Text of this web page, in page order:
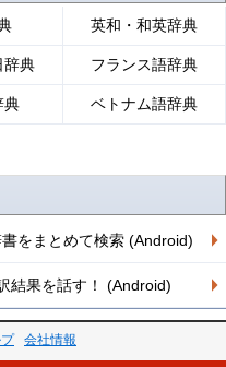
英和・和英辞典
辞典 フランス語辞典
典 ベトナム語辞典
をまとめて検索 (Android)
結果を話す！ (Android)
会社情報